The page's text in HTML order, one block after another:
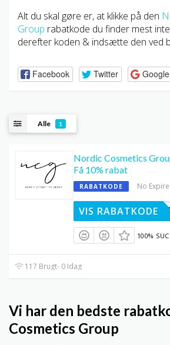
Alt du skal gøre er, at klikke på den
Group rabatkode du finder mest
derefter koden & indsætte den ved
Facebook Twitter
Alle 1
Nordic Cosmetics
Få 10% rabat
RABATKODE No
VIS RABATKODE
100%
117 Brugt- 0 Idag
Vi har den bedste
Cosmetics Group